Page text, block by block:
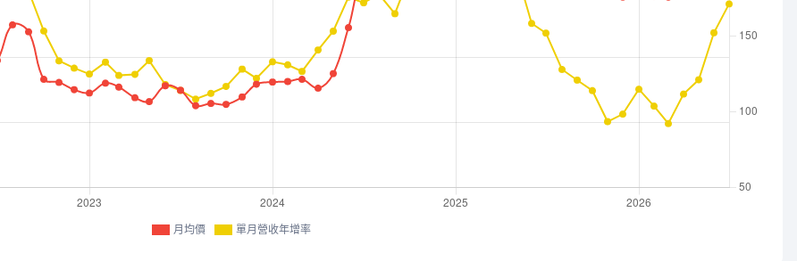
月均價 單月營收年增率